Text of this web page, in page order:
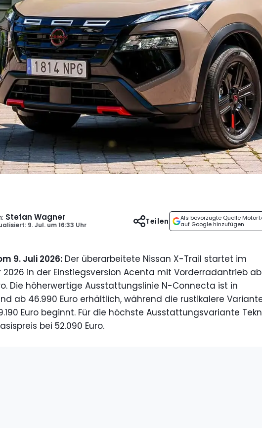
: Stefan Wagner
9. Jul. um16:33 Uhr
Als bevorzugte Quelle
auf Google hinzufügen
Teilen
9. Juli 2026: Der überarbeitete Nissan X-Trail startet im
2026 in der Einstiegsversion Acenta mit Vorderradantrieb ab
Die höherwertige Ausstattungslinie N-Connecta ist in
ab 46.990 Euro erhältlich, während die rustikalere
Euro beginnt. Für die höchste Ausstattungsvariante
bei 52.090 Euro.